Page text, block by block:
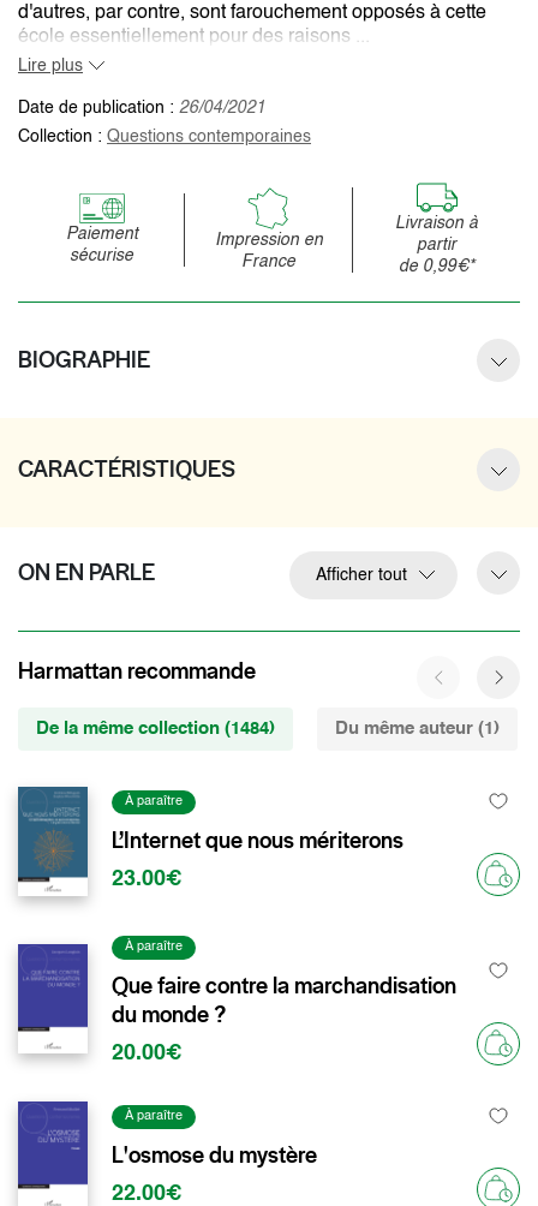
d'autres, par contre, sont farouchement opposés à cette
école essentiellement pour des raisons ...
Lire plus
Date de publication : 26/04/2021
Collection : Questions contemporaines
Paiement
sécurise
Impression en
France
Livraison à
partir
de 0,99€*
BIOGRAPHIE
CARACTÉRISTIQUES
Afficher tout
ON EN PARLE
Harmattan recommande
De la même collection (1484) Du même auteur (1)
À paraître
L’Internet que nous mériterons
23.00€
À paraître
Que faire contre la marchandisation
du monde ?
20.00€
À paraître
L'osmose du mystère
22.00€